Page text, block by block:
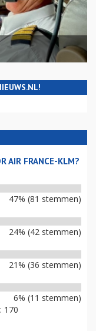
AIR FRANCE-KLM?
47% (81 stemmen)
24% (42 stemmen)
21% (36 stemmen)
6% (11 stemmen)
170